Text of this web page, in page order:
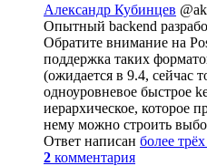
Александр Кубинцев
Опытный backend
Обратите внимание на
поддержка таких
(ожидается в 9.4, сейчас
одноуровневое быстрое
иерархическое, которое
нему можно строить
Ответ написан более
2 комментария